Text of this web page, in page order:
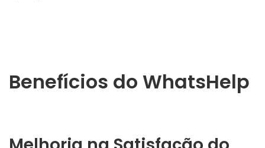
Benefícios do WhatsHelp